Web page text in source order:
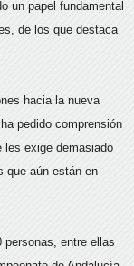
un papel fundamental
de los que destaca
hacia la nueva
pedido comprensión
exige demasiado
que aún están en
personas, entre ellas